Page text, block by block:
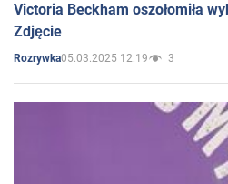
Victoria Beckham oszołomiła
Zdjęcie
Rozrywka05.03.2025 12:19 3